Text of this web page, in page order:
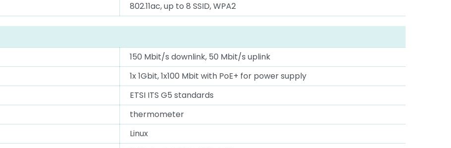
802.11ac, up to 8 SSID, WPA2
150 Mbit/s downlink, 50 Mbit/s uplink
1x 1Gbit, 1x100 Mbit with PoE+ for power supply
ETSI ITS G5 standards
thermometer
Linux